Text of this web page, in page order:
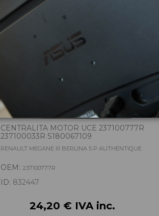
CENTRALITA MOTOR UCE 237100777R
237100033R S180067109
RENAULT MEGANE III BERLINA 5 P AUTHENTIQUE
OEM: 237100777R
ID: 832447
24,20 € IVA inc.